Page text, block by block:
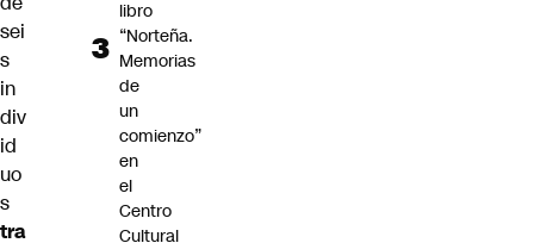
sei
s
in
div
id
uo
s
tra
libro
“Norteña.
Memorias
de
un
comienzo”
en
el
Centro
Cultural